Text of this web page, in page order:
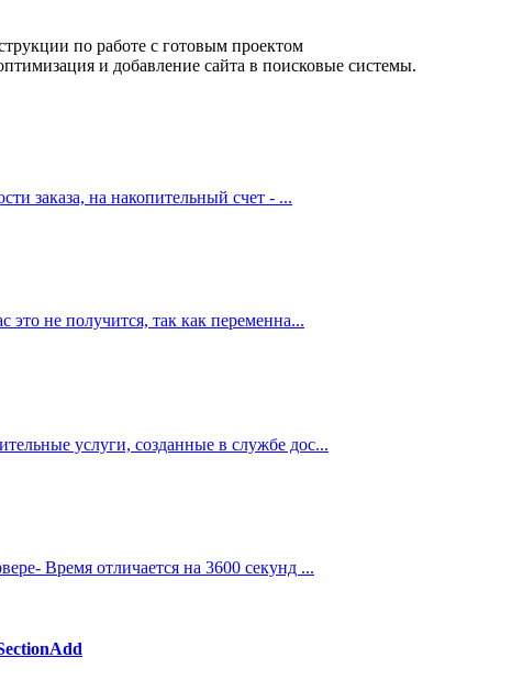
по работе с готовым проектом
и добавление сайта в поисковые системы.
заказа, на накопительный счет - ...
это не получится, так как переменна...
услуги, созданные в службе дос...
Время отличается на 3600 секунд ...